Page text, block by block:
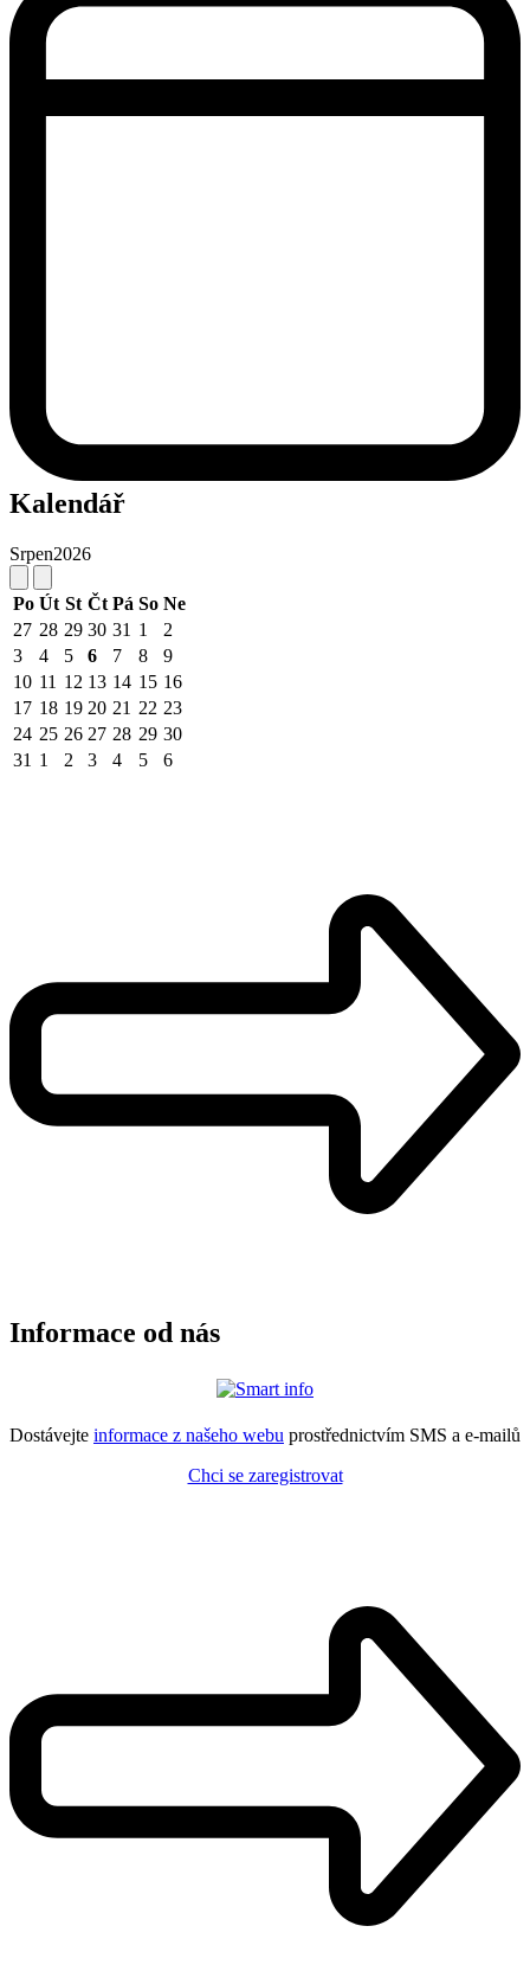
Kalendář
Srpen2026
Po Út St Čt Pá So Ne
27 28 29 30 31 1
2
3
4 5 6 7 8
9
10 11 12 13 14 15 16
17 18 19 20 21 22 23
24 25 26 27 28 29 30
31 1 2 3 4 5 6
Informace od nás
Dostávejte informace z našeho webu prostřednictvím SMS a e-mailů
Chci se zaregistrovat